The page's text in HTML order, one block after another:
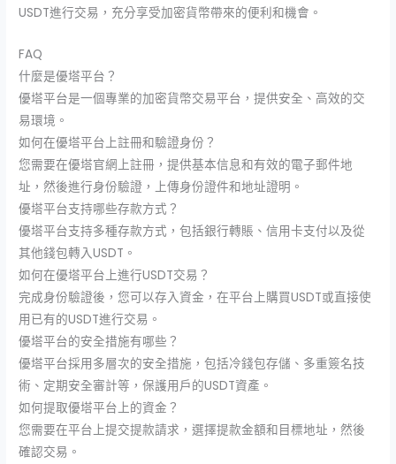
USDT進行交易，充分享受加密貨幣帶來的便利和機會。
FAQ
什麼是優塔平台？
優塔平台是一個專業的加密貨幣交易平台，提供安全、高效的交
易環境。
如何在優塔平台上註冊和驗證身份？
您需要在優塔官網上註冊，提供基本信息和有效的電子郵件地
址，然後進行身份驗證，上傳身份證件和地址證明。
優塔平台支持哪些存款方式？
優塔平台支持多種存款方式，包括銀行轉賬、信用卡支付以及從
其他錢包轉入USDT。
如何在優塔平台上進行USDT交易？
完成身份驗證後，您可以存入資金，在平台上購買USDT或直接使
用已有的USDT進行交易。
優塔平台的安全措施有哪些？
優塔平台採用多層次的安全措施，包括冷錢包存儲、多重簽名技
術、定期安全審計等，保護用戶的USDT資產。
如何提取優塔平台上的資金？
您需要在平台上提交提款請求，選擇提款金額和目標地址，然後
確認交易。